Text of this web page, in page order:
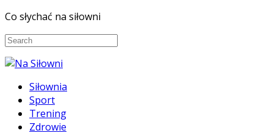
Co słychać na siłowni
Siłownia
Sport
Trening
Zdrowie